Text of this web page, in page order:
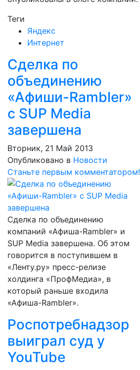
Теги
Яндекс
Интернет
Сделка по
объединению
«Афиши-Rambler»
с SUP Media
завершена
Вторник, 21 Май 2013
Опубликовано в Новости
Станьте первым комментатором!
Сделка по объединению
компаний «Афиша-Rambler» и
SUP Media завершена. Об этом
говорится в поступившем в
«Ленту.ру» пресс-релизе
холдинга «ПрофМедиа», в
который раньше входила
«Афиша-Rambler».
Роспотребнадзор
выиграл суд у
YouTube